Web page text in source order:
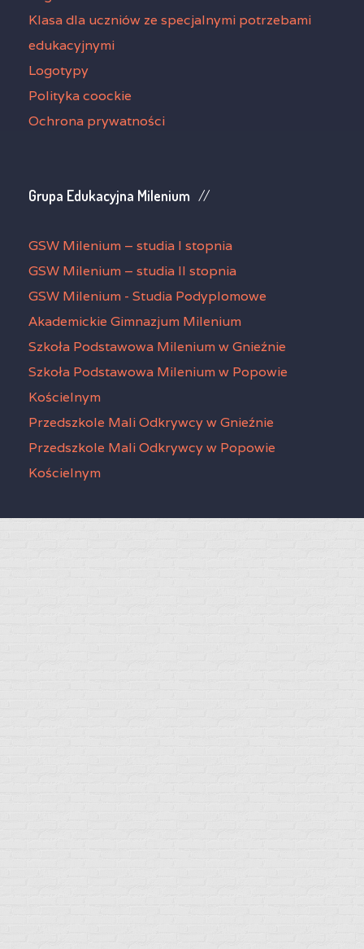
Klasa dla uczniów ze specjalnymi potrzebami
edukacyjnymi
Logotypy
Polityka coockie
Ochrona prywatności
Grupa Edukacyjna Milenium
GSW Milenium – studia I stopnia
GSW Milenium – studia II stopnia
GSW Milenium - Studia Podyplomowe
Akademickie Gimnazjum Milenium
Szkoła Podstawowa Milenium w Gnieźnie
Szkoła Podstawowa Milenium w Popowie
Kościelnym
Przedszkole Mali Odkrywcy w Gnieźnie
Przedszkole Mali Odkrywcy w Popowie
Kościelnym